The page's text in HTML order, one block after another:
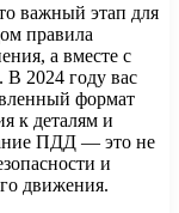
важный этап для
правила
а вместе с
В 2024 году вас
формат
к деталям и
ПДД — это не
и
движения.